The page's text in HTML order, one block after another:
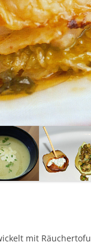
mit Räuchertofu